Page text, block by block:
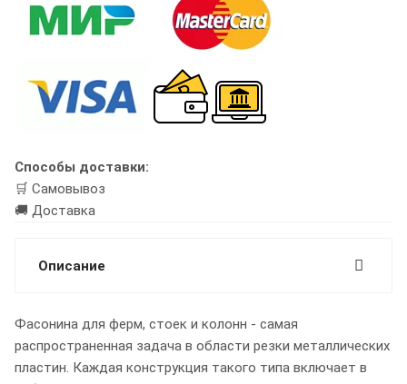
Способы доставки:
🛒 Самовывоз
🚚 Доставка
Описание
Фасонина для ферм, стоек и колонн - самая
распространенная задача в области резки металлических
пластин. Каждая конструкция такого типа включает в